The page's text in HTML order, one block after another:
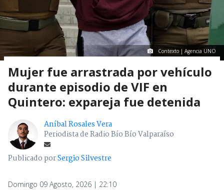
Contexto | Agencia UNO
Mujer fue arrastrada por vehículo
durante episodio de VIF en
Quintero: expareja fue detenida
Aníbal Rosales Vera
Periodista de Radio Bío Bío Valparaíso
Publicado porSergio Silvestre
Domingo 09 Agosto, 2026 | 22:10